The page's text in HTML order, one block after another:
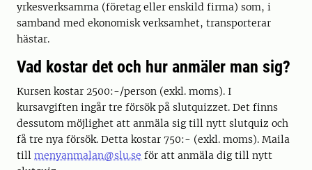
yrkesverksamma (företag eller enskild firma) som, i
samband med ekonomisk verksamhet, transporterar
hästar.
Vad kostar det och hur anmäler man sig?
Kursen kostar 2500:-/person (exkl. moms). I
kursavgiften ingår tre försök på slutquizzet. Det finns
dessutom möjlighet att anmäla sig till nytt slutquiz och
få tre nya försök. Detta kostar 750:- (exkl. moms). Maila
till menyanmalan@slu.se för att anmäla dig till nytt